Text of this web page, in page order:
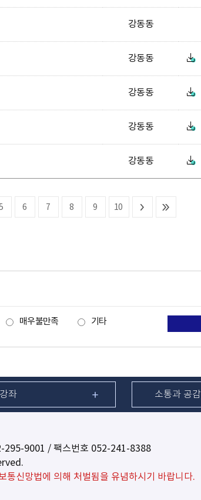
강동동
강동동
강동동
강동동
강동동
6 7 8 9 10
매우불만족 기타
좌 소통과 공감
295-9001 / 팩스번호 052-241-8388
통신망법에 의해 처벌됨을 유념하시기 바랍니다.